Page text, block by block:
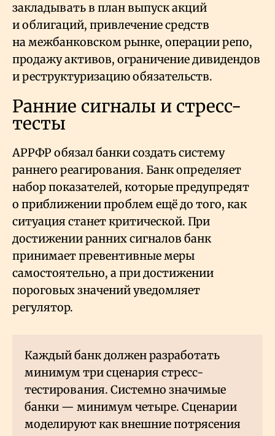
закладывать в план выпуск акций
и облигаций, привлечение средств
на межбанковском рынке, операции репо,
продажу активов, ограничение дивидендов
и реструктуризацию обязательств.
Ранние сигналы и стресс-
тесты
АРРФР обязал банки создать систему
раннего реагирования. Банк определяет
набор показателей, которые предупредят
о приближении проблем ещё до того, как
ситуация станет критической. При
достижении ранних сигналов банк
принимает превентивные меры
самостоятельно, а при достижении
пороговых значений уведомляет
регулятор.
Каждый банк должен разработать
минимум три сценария стресс-
тестирования. Системно значимые
банки — минимум четыре. Сценарии
моделируют как внешние потрясения